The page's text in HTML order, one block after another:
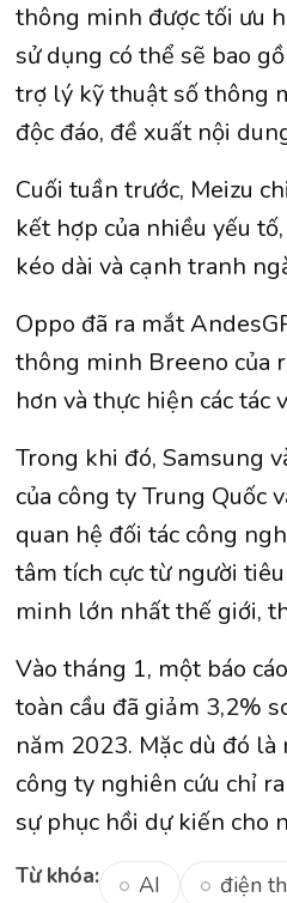
thông minh được tối ưu
sử dụng có thể sẽ bao
trợ lý kỹ thuật số thông
độc đáo, đề xuất nội
Cuối tuần trước, Meizu
kết hợp của nhiều yếu
kéo dài và cạnh tranh
Oppo đã ra mắt
thông minh Breeno của
hơn và thực hiện các tác
Trong khi đó, Samsung
của công ty Trung Quốc
quan hệ đối tác công
tâm tích cực từ người
minh lớn nhất thế giới,
Vào tháng 1, một báo
toàn cầu đã giảm 3,2%
năm 2023. Mặc dù đó
công ty nghiên cứu chỉ
sự phục hồi dự kiến ​​cho
Từ khóa: AI điện